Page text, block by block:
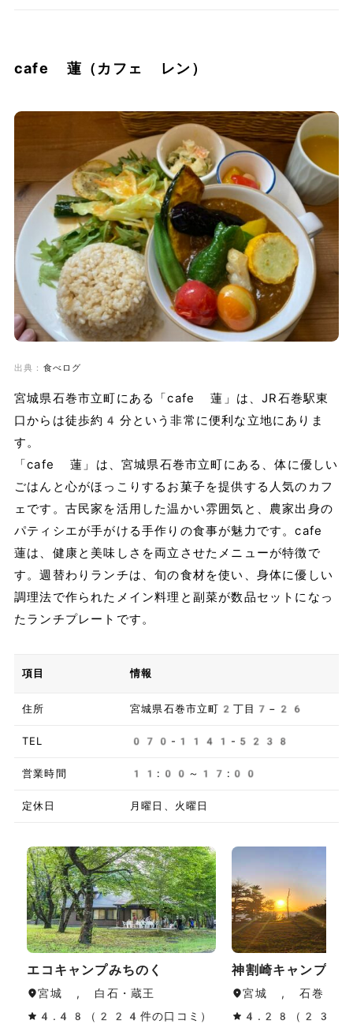
cafe 蓮（カフェ レン）
出典： 食べログ
宮城県石巻市立町にある「cafe 蓮」は、JR石巻駅東
口からは徒歩約4分という非常に便利な立地にありま
す。
「cafe 蓮」は、宮城県石巻市立町にある、体に優しい
ごはんと心がほっこりするお菓子を提供する人気のカフ
ェです。古民家を活用した温かい雰囲気と、農家出身の
パティシエが手がける手作りの食事が魅力です。cafe
蓮は、健康と美味しさを両立させたメニューが特徴で
す。週替わりランチは、旬の食材を使い、身体に優しい
調理法で作られたメイン料理と副菜が数品セットになっ
たランチプレートです。
項目 情報
住所 宮城県石巻市立町2丁目7−26
TEL 070-1141-5238
営業時間 11:00～17:00
定休日 月曜日、火曜日
エコキャンプみちのく
宮城 , 白石・蔵王
4.48（224件の口コミ）
神割崎キャンプ場
宮城 , 石巻・気
4.28（230件